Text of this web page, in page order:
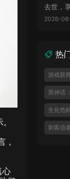
，
心
去世，
2026-
热
游戏新
黑神话
生化危
刺客信